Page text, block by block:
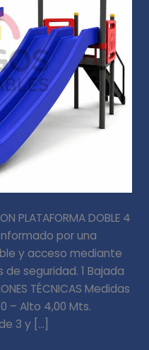
PLATAFORMA DOBLE 4
por una
y acceso mediante
seguridad. 1 Bajada
TÉCNICAS Medidas
– Alto 4,00 Mts.
3 y […]